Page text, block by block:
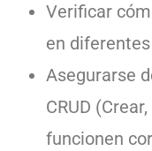
Verificar
en
Asegurarse
CRUD
funcionen